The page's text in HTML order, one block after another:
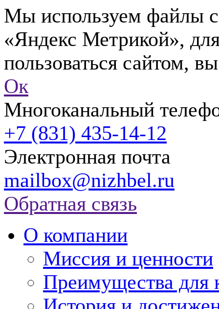
Мы используем файлы
«Яндекс Метрикой»,
пользоваться сайтом,
Ок
Многоканальный
+7 (831) 435-14-12
Электронная почта
mailbox@nizhbel.ru
Обратная связь
О компании
Миссия и ценности
Преимущества для